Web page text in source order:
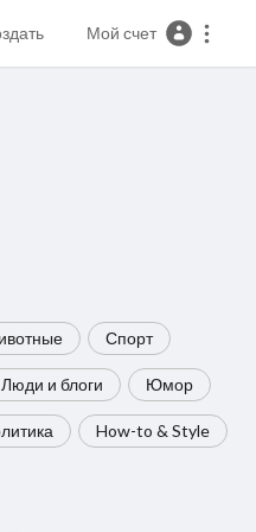
Мой счет
Спорт
Люди и блоги Юмор
How-to & Style